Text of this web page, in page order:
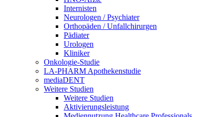
Internisten
Neurologen / Psychiater
Orthopäden / Unfallchirurgen
Pädiater
Urologen
Kliniker
Onkologie-Studie
LA-PHARM Apothekenstudie
mediaDENT
Weitere Studien
Weitere Studien
Aktivierungsleistung